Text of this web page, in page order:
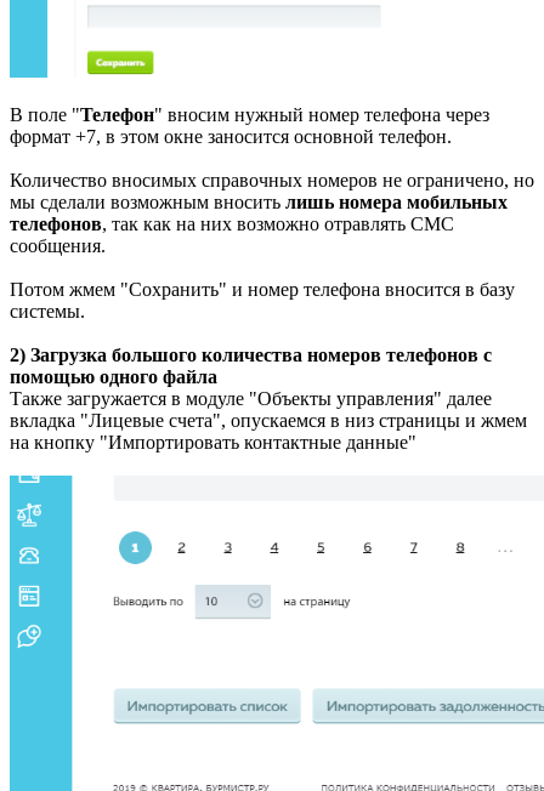
В поле "Телефон" вносим нужный номер телефона через
формат +7, в этом окне заносится основной телефон.
Количество вносимых справочных номеров не ограничено, но
мы сделали возможным вносить лишь номера мобильных
телефонов, так как на них возможно отравлять СМС
сообщения.
Потом жмем "Сохранить" и номер телефона вносится в базу
системы.
2) Загрузка большого количества номеров телефонов с
помощью одного файла
Также загружается в модуле "Объекты управления" далее
вкладка "Лицевые счета", опускаемся в низ страницы и жмем
на кнопку "Импортировать контактные данные"